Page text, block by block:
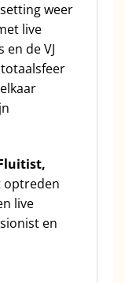
weer
live
de VJ
optreden
live
en